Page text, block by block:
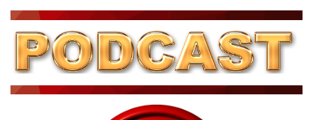
ÚLTIMAS NOTÍCIAS
NOTÍCIAS TAMBÉM NA TELA
BRASIL MUNDO AO VIVO